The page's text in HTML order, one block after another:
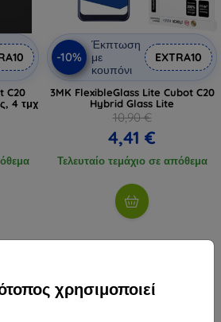
χρησιμοποιεί
C20
4 τμχ
-10%
Έκπτωση
με
κουπόνι
EXTRA10
3MK FlexibleGlass Lite Cubot C20
Hybrid Glass Lite
10,90 €
4,41 €
Τελευταίο τεμάχιο σε απόθεμα